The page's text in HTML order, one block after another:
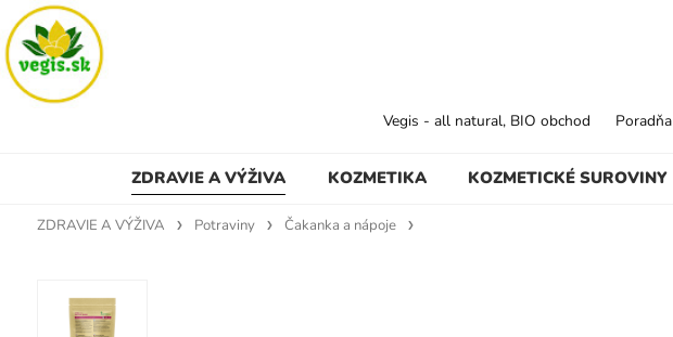
ZDRAVIE A VÝŽIVA KOZMETIKA KOZMETICKÉ SUROVINY
Vegis - all natural, BIO obchod Poradňa
ZDRAVIE A VÝŽIVA Potraviny Čakanka a nápoje